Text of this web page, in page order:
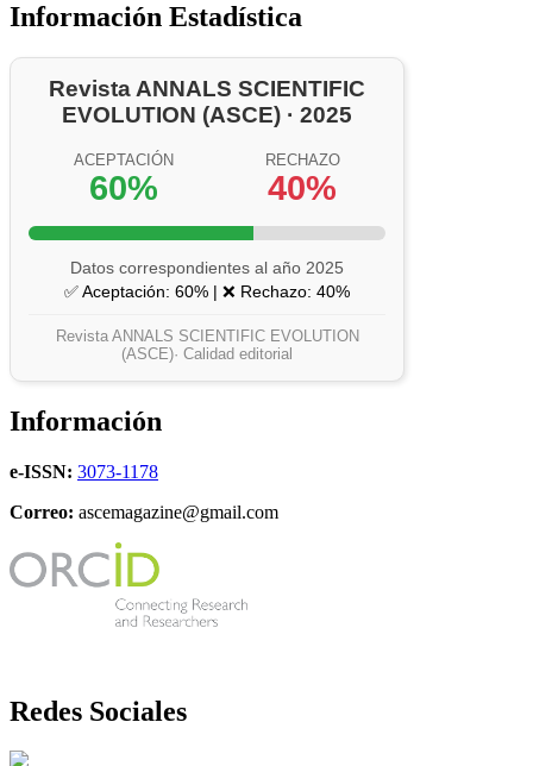
Información Estadística
Revista ANNALS SCIENTIFIC
EVOLUTION (ASCE) · 2025
ACEPTACIÓN
60%
RECHAZO
40%
Datos correspondientes al año 2025
✅ Aceptación: 60% | ❌ Rechazo: 40%
Revista ANNALS SCIENTIFIC EVOLUTION
(ASCE)· Calidad editorial
Información
e-ISSN: 3073-1178
Correo: ascemagazine@gmail.com
Redes Sociales